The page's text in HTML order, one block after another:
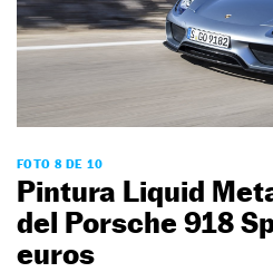
FOTO 8 DE 10
Pintura Liquid
del Porsche 918
euros